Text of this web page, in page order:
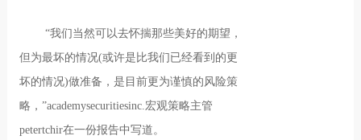
“我们当然可以去怀揣那些美好的期望，
但为最坏的情况(或许是比我们已经看到的更
坏的情况)做准备，是目前更为谨慎的风险策
略，”academysecuritiesinc.宏观策略主管
petertchir在一份报告中写道。